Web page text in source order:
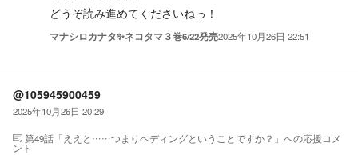
どうぞ読み進めてくださいねっ！
マナシロカナタ✨ネコタマ３巻6/22発売2025年10月26日 22:51
@105945900459
2025年10月26日 20:29
第49話「ええと……つまりヘディングということですか？」 への応援コメ
ント